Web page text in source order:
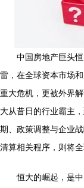
中国房地产巨头
雷，在全球资本市场
重大危机，更被外界
大从昔日的行业霸主
期、政策调整与企业
清算相关程序，则将
恒大的崛起，是